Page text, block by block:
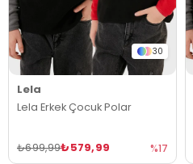
30
Lela
Lela Erkek Çocuk Polar
₺579,99
₺699,99 %17